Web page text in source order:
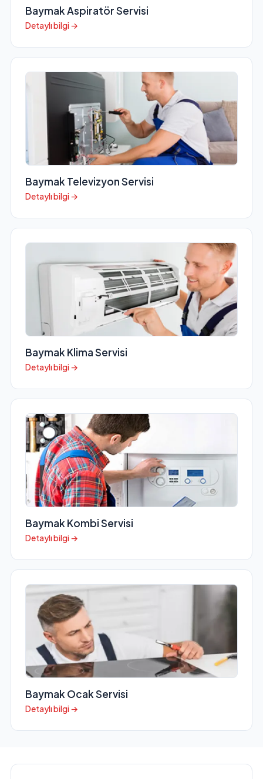
Baymak Aspiratör Servisi
Detaylı bilgi →
Baymak Televizyon Servisi
Detaylı bilgi →
Baymak Klima Servisi
Detaylı bilgi →
Baymak Kombi Servisi
Detaylı bilgi →
Baymak Ocak Servisi
Detaylı bilgi →